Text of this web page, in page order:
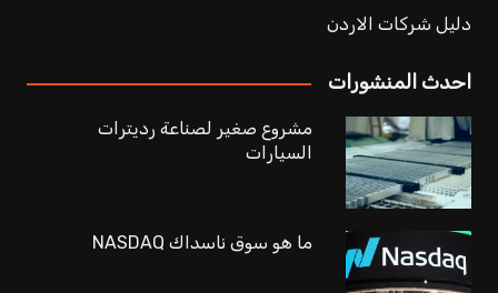
دليل شركات الاردن
احدث المنشورات
مشروع صغير لصناعة رديترات
السيارات
ما هو سوق ناسداك NASDAQ